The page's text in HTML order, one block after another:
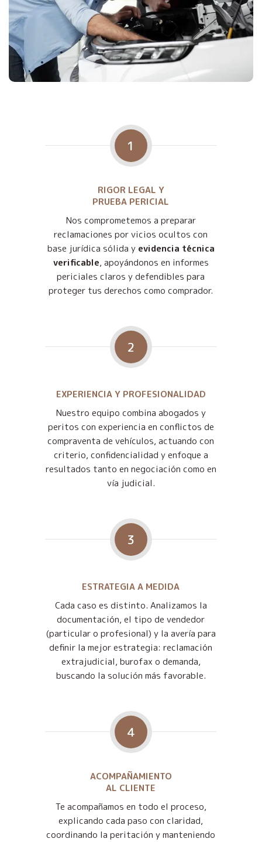
1
RIGOR LEGAL Y
PRUEBA PERICIAL
Nos comprometemos a preparar
reclamaciones por vicios ocultos con
base jurídica sólida y evidencia técnica
verificable, apoyándonos en informes
periciales claros y defendibles para
proteger tus derechos como comprador.
2
EXPERIENCIA Y PROFESIONALIDAD
Nuestro equipo combina abogados y
peritos con experiencia en conflictos de
compraventa de vehículos, actuando con
criterio, confidencialidad y enfoque a
resultados tanto en negociación como en
vía judicial.
3
ESTRATEGIA A MEDIDA
Cada caso es distinto. Analizamos la
documentación, el tipo de vendedor
(particular o profesional) y la avería para
definir la mejor estrategia: reclamación
extrajudicial, burofax o demanda,
buscando la solución más favorable.
4
ACOMPAÑAMIENTO
AL CLIENTE
Te acompañamos en todo el proceso,
explicando cada paso con claridad,
coordinando la peritación y manteniendo